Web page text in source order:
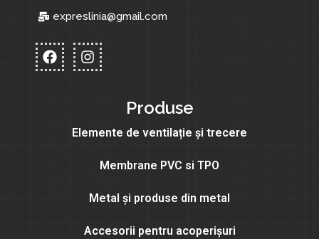
expreslinia@gmail.com
Produse
Elemente de ventilație și trecere
Membrane PVC si TPO
Metal și produse din metal
Accesorii pentru acoperișuri